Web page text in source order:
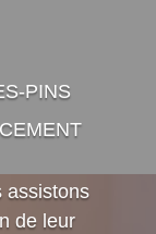
PINS
assistons
de leur